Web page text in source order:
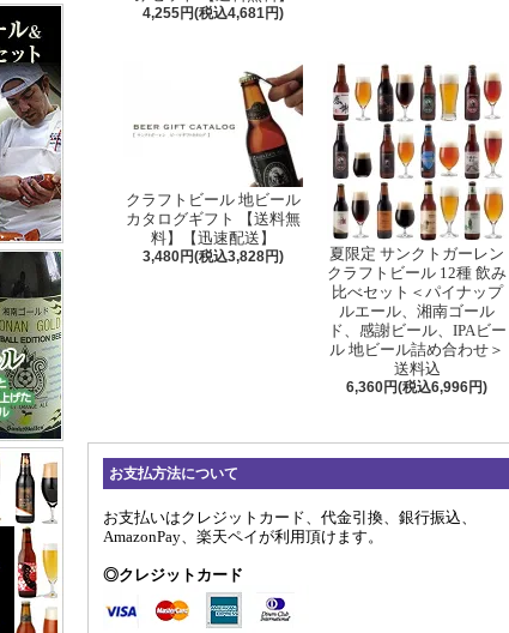
4,255円(税込4,681円)
クラフトビール 地ビール
カタログギフト 【送料無
料】【迅速配送】
3,480円(税込3,828円)
夏限定 サンクトガーレン
クラフトビール 12種 飲み
比べセット＜パイナップ
ルエール、湘南ゴール
ド、感謝ビール、IPAビー
ル 地ビール詰め合わせ＞
送料込
6,360円(税込6,996円)
お支払方法について
お支払いはクレジットカード、代金引換、銀行振込、
AmazonPay、楽天ペイが利用頂けます。
◎クレジットカード